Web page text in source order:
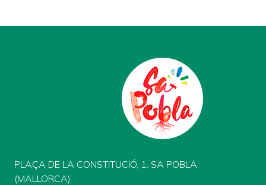
PLAÇA DE LA CONSTITUCIÓ, 1. SA POBLA
(MALLORCA)